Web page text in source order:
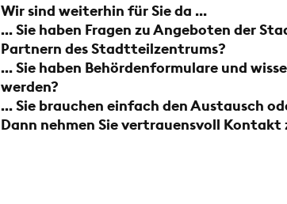
Wir sind weiterhin für Sie da ...
… Sie haben Fragen zu Angeboten der
Partnern des Stadtteilzentrums?
… Sie haben Behördenformulare und
werden?
… Sie brauchen einfach den Austausch
Dann nehmen Sie vertrauensvoll Kontakt